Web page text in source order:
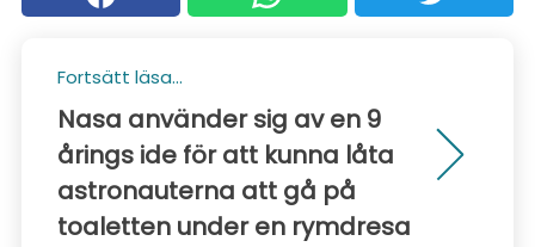
Fortsätt läsa...
Nasa använder sig av en 9
årings ide för att kunna låta
astronauterna att gå på
toaletten under en rymdresa